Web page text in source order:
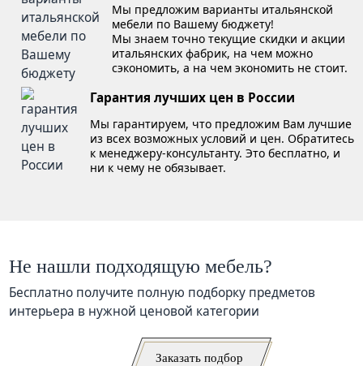
Мы предложим варианты итальянской
мебели по Вашему бюджету!
Мы знаем точно текущие скидки и акции
итальянских фабрик, на чем можно
сэкономить, а на чем экономить не стоит.
Гарантия лучших цен в России
Мы гарантируем, что предложим Вам лучшие
из всех возможных условий и цен. Обратитесь
к менеджеру-консультанту. Это бесплатно, и
ни к чему не обязывает.
Не нашли подходящую мебель?
Бесплатно получите полную подборку предметов
интерьера в нужной ценовой категории
Заказать подбор